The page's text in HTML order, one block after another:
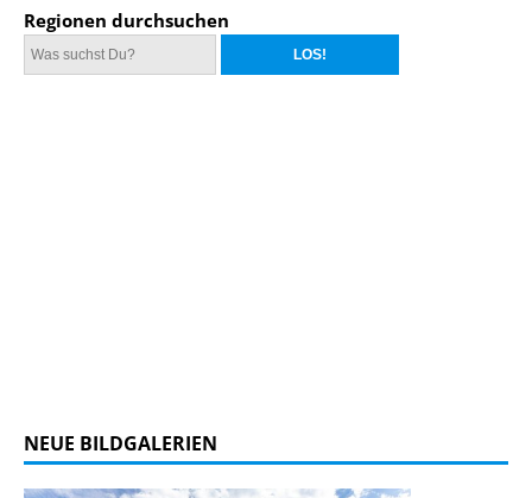
Regionen durchsuchen
NEUE BILDGALERIEN